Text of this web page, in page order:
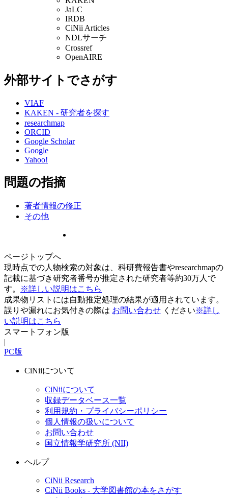
JaLC
IRDB
CiNii Articles
NDLサーチ
Crossref
OpenAIRE
外部サイトでさがす
VIAF
KAKEN - 研究者を探す
researchmap
ORCID
Google Scholar
Google
Yahoo!
問題の指摘
著者情報の修正
その他
ページトップへ
現時点での人物検索の対象は、科研費報告書やresearchmapの
記載に基づき研究者番号が推定された研究者等約30万人で
す。
※詳しい説明はこちら
成果物リストには自動推定処理の結果が適用されています。
誤りや漏れにお気付きの際は お問い合わせ ください※詳し
い説明はこちら
スマートフォン版
|
PC版
CiNiiについて
CiNiiについて
収録データベース一覧
利用規約・プライバシーポリシー
個人情報の扱いについて
お問い合わせ
国立情報学研究所 (NII)
ヘルプ
CiNii Research
CiNii Books - 大学図書館の本をさがす